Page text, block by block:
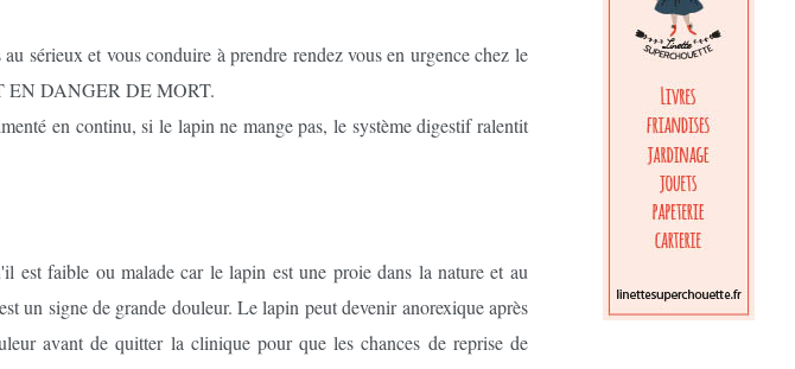
sérieux et vous conduire à prendre rendez vous en urgence chez le
EN DANGER DE MORT.
en continu, si le lapin ne mange pas, le système digestif ralentit
faible ou malade car le lapin est une proie dans la nature et au
un signe de grande douleur. Le lapin peut devenir anorexique après
avant de quitter la clinique pour que les chances de reprise de